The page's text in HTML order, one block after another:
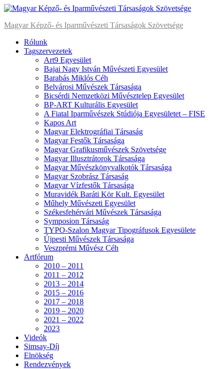
Skip
content
Magyar Képző- és Iparművészeti Társaságok Szövetsége
Primary
Menu
Rólunk
Tagszervezetek
Art9 Egyesület
Bajai Nagy István Művészeti Egyesület
Barabás Miklós Céh
Belvárosi Művészek Társasága
Bicsérdi Nemzetközi Művésztelep Egyesület
BP-ART Kulturális Egyesület
A Fiatal Iparművészek Stúdiója Egyesületet – FISE
Kapos Art
Magyar Elektrográfiai Társaság
Magyar Festők Társasága
Magyar Grafikusművészek Szövetsége
Magyar Illusztrátorok Társasága
Magyar Művészkönyvalkotók Társasága
Magyar Szobrász Társaság
Magyar Vízfestők Társasága
Muravidék Baráti Kör Kult. Egyesület
Műhely Művészeti Egyesület
Székesfehérvári Művészek Társasága
Symposion Társaság
TYPO-Szalon Magyar Tipográfusok Egyesülete
Újpesti Művészek Társasága
Veszprémi Művész Céh
Artfórum
2010 – 2011
2011 – 2012
2013 – 2014
2015 – 2016
2017 – 2018
2019 – 2020
2021 – 2022
2023
Videók
Simsay-Díj
Elnökség
Rendezvények